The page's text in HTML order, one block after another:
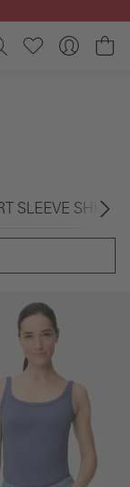
SLEEVE SHIRTS